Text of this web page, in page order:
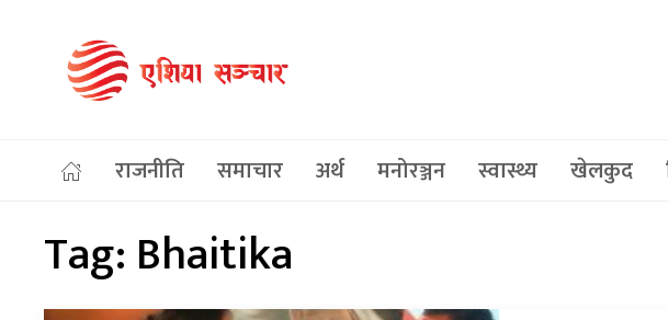
राजनीति समाचार अर्थ मनोरञ्जन स्वास्थ्य खेलकुद
Tag: Bhaitika